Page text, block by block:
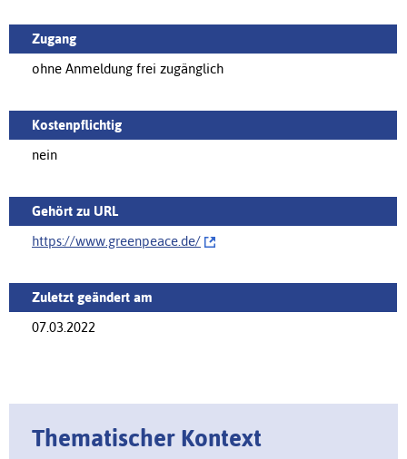
Zugang
ohne Anmeldung frei zugänglich
Kostenpflichtig
nein
Gehört zu URL
https://www.greenpeace.de/‌
Zuletzt geändert am
07.03.2022
Thematischer Kontext